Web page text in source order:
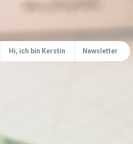
Hi, ich bin Kerstin Newsletter